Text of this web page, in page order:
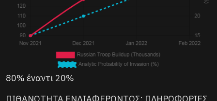
80% έναντι 20%
ΠΙΘΑΝΟΤΗΤΑ ΕΝΔΙΑΦΕΡΟΝΤΟΣ: ΠΛΗΡΟΦΟΡΙΕΣ